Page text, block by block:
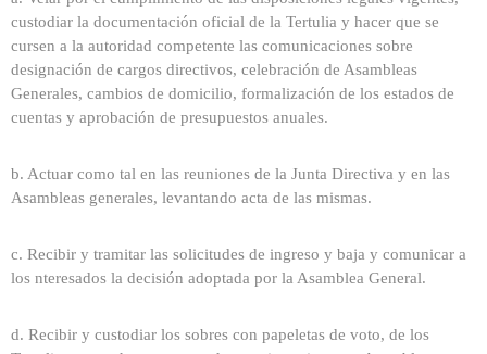
custodiar la documentación oficial de la Tertulia y hacer que se
cursen a la autoridad competente las comunicaciones sobre
designación de cargos directivos, celebración de Asambleas
Generales, cambios de domicilio, formalización de los estados de
cuentas y aprobación de presupuestos anuales.
b. Actuar como tal en las reuniones de la Junta Directiva y en las
Asambleas generales, levantando acta de las mismas.
c. Recibir y tramitar las solicitudes de ingreso y baja y comunicar a
los nteresados la decisión adoptada por la Asamblea General.
d. Recibir y custodiar los sobres con papeletas de voto, de los